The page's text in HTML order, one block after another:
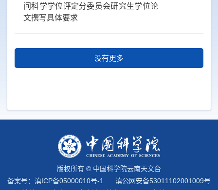
间科学学位评定分委员会研究生学位论
文撰写具体要求
没有更多
版权所有 © 中国科学院云南天文台
备案号： 滇ICP备05000010号-1
滇公网安备53011102001009号